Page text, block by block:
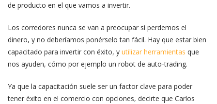
de producto en el que vamos a invertir.
Los corredores nunca se van a preocupar si perdemos el
dinero, y no deberíamos ponérselo tan fácil. Hay que estar bien
capacitado para invertir con éxito, y utilizar herramientas que
nos ayuden, cómo por ejemplo un robot de auto-trading.
Ya que la capacitación suele ser un factor clave para poder
tener éxito en el comercio con opciones, decirte que Carlos